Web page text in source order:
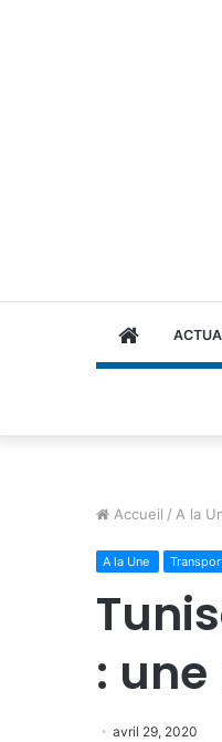
ACCUEIL
Accueil / A la
A la Une
:
avril 29, 2020